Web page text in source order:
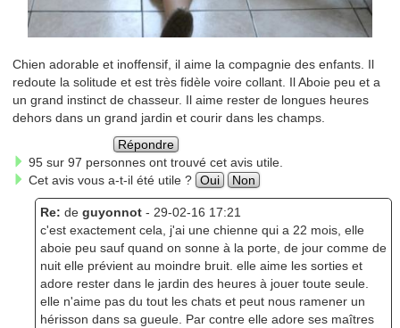
Chien adorable et inoffensif, il aime la compagnie des enfants. Il
redoute la solitude et est très fidèle voire collant. Il Aboie peu et a
un grand instinct de chasseur. Il aime rester de longues heures
dehors dans un grand jardin et courir dans les champs.
Répondre
95 sur 97 personnes ont trouvé cet avis utile.
Cet avis vous a-t-il été utile ? Oui Non
Re: de guyonnot- 29-02-16 17:21
c'est exactement cela, j'ai une chienne qui a 22 mois, elle
aboie peu sauf quand on sonne à la porte, de jour comme de
nuit elle prévient au moindre bruit. elle aime les sorties et
adore rester dans le jardin des heures à jouer toute seule.
elle n'aime pas du tout les chats et peut nous ramener un
hérisson dans sa gueule. Par contre elle adore ses maîtres